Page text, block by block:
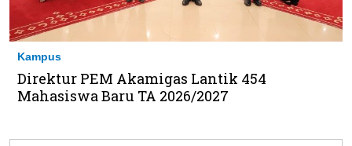
Kampus
Direktur PEM Akamigas Lantik 454
Mahasiswa Baru TA 2026/2027